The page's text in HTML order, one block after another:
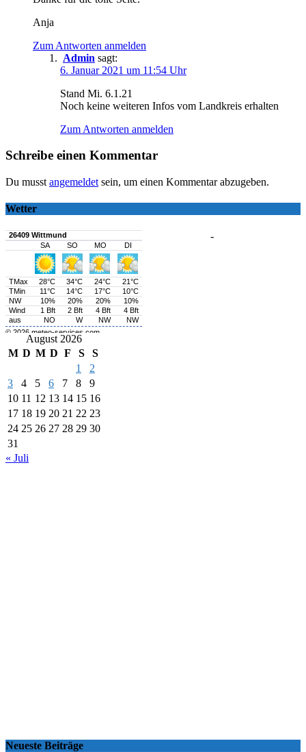
Anja
Zum Antworten anmelden
Admin sagt:
6. Januar 2021 um 11:54 Uhr
Stand Mi. 6.1.21
Noch keine weiteren Infos vom Landkreis erhalten
Zum Antworten anmelden
Schreibe einen Kommentar
Du musst angemeldet sein, um einen Kommentar abzugeben.
Wetter
-
August 2026
M D M D F S
S
1
2
3
4 5 6 7 8
9
10 11 12 13 14 15 16
17 18 19 20 21 22 23
24 25 26 27 28 29 30
31
« Juli
Neueste Beiträge